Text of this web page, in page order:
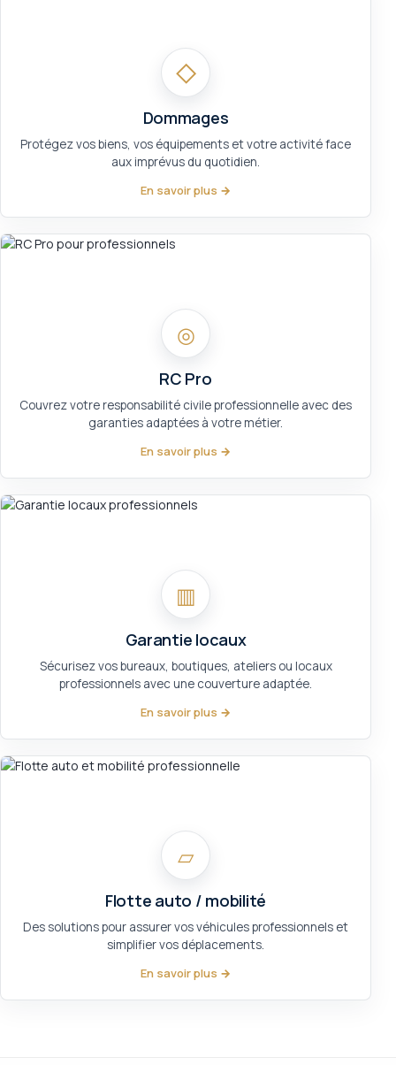
◇
Dommages
Protégez vos biens, vos équipements et votre activité face
aux imprévus du quotidien.
En savoir plus →
◎
RC Pro
Couvrez votre responsabilité civile professionnelle avec des
garanties adaptées à votre métier.
En savoir plus →
▥
Garantie locaux
Sécurisez vos bureaux, boutiques, ateliers ou locaux
professionnels avec une couverture adaptée.
En savoir plus →
▱
Flotte auto / mobilité
Des solutions pour assurer vos véhicules professionnels et
simplifier vos déplacements.
En savoir plus →